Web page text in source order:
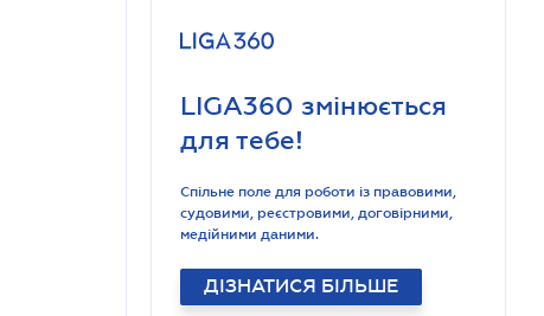
LIGA360 змінюється
для тебе!
Спільне поле для роботи із правовими,
судовими, реєстровими, договірними,
медійними даними.
ДІЗНАТИСЯ БІЛЬШЕ